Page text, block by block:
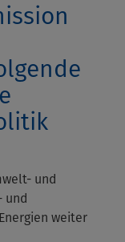
und
und
weiter